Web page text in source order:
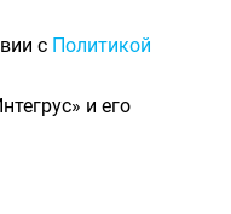
с Политикой
и его